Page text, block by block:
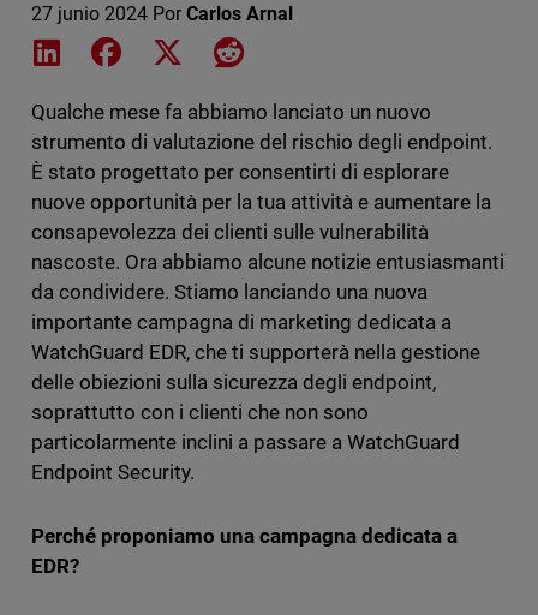
27 junio 2024 Por Carlos Arnal
Share on LinkedIn
Share on Facebook
Share on XShare on Reddit
Qualche mese fa abbiamo lanciato un nuovo
strumento di valutazione del rischio degli endpoint.
È stato progettato per consentirti di esplorare
nuove opportunità per la tua attività e aumentare la
consapevolezza dei clienti sulle vulnerabilità
nascoste. Ora abbiamo alcune notizie entusiasmanti
da condividere. Stiamo lanciando una nuova
importante campagna di marketing dedicata a
WatchGuard EDR, che ti supporterà nella gestione
delle obiezioni sulla sicurezza degli endpoint,
soprattutto con i clienti che non sono
particolarmente inclini a passare a WatchGuard
Endpoint Security.
Perché proponiamo una campagna dedicata a
EDR?